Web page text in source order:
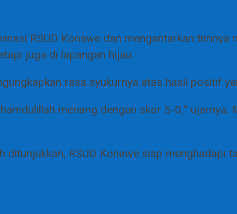
RSUD Konawe dan mengantarkan timnya
juga di lapangan hijau.
rasa syukurnya atas hasil positif
menang dengan skor 5-0,”
RSUD Konawe siap menghadapi